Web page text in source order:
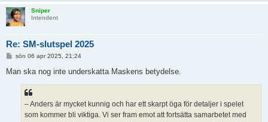
Sniper
Intendent
Re: SM-slutspel 2025
l
sön 06 apr 2025, 21:24
Man ska nog inte underskatta Maskens betydelse.
– Anders är mycket kunnig och har ett skarpt öga för detaljer i spelet
som kommer bli viktiga. Vi ser fram emot att fortsätta samarbetet med